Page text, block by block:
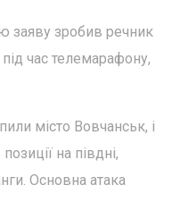
заяву зробив речник
час телемарафону,
місто Вовчанськ, і
на півдні,
Основна атака